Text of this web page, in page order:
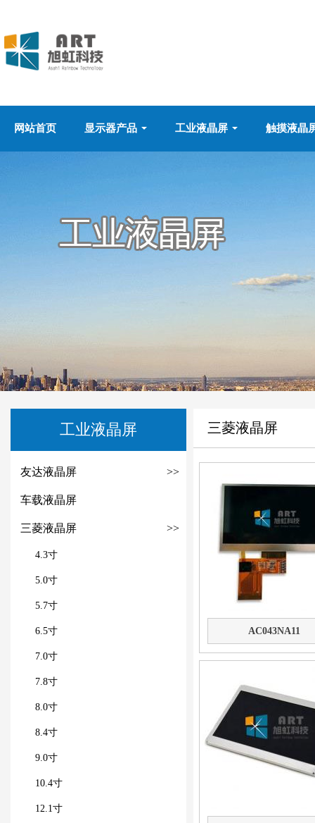
网站首页 显示器产品 工业液晶屏 触摸液晶
工业液晶屏
友达液晶屏 >>
车载液晶屏
三菱液晶屏 >>
4.3寸
5.0寸
5.7寸
6.5寸
7.0寸
7.8寸
8.0寸
8.4寸
9.0寸
10.4寸
12.1寸
三菱液晶屏
AC043NA11